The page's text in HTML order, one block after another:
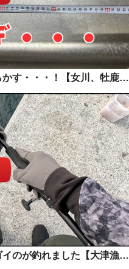
【宮城県】久々の釣り遠征でやらかす・・・！【女川、牡鹿、出島】
「飛ばしサビキ」を使ったらスゴイのが釣れました【大津漁港】